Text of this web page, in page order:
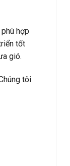
hợp
tốt
gió.
tôi